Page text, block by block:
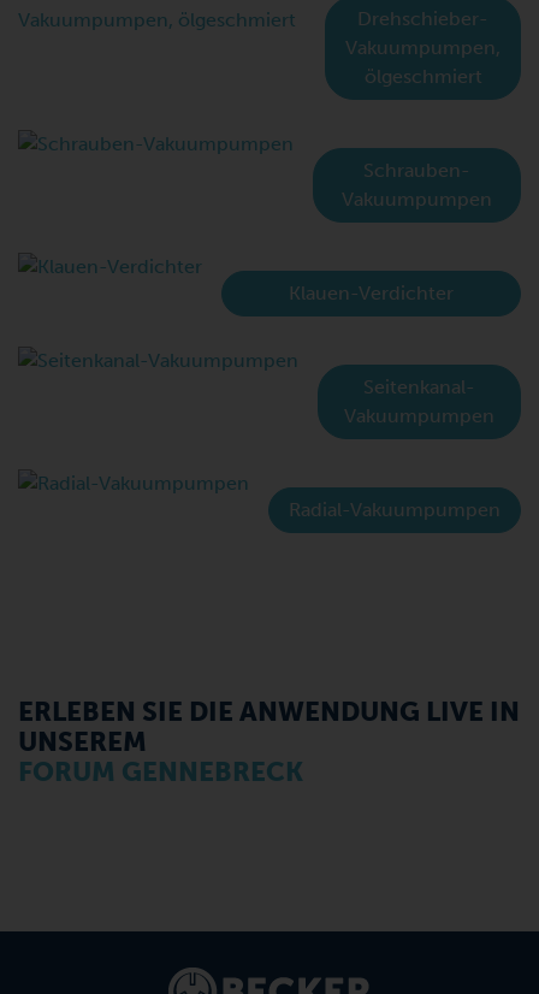
Drehschieber-
Vakuumpumpen,
ölgeschmiert
Schrauben-
Vakuumpumpen
Klauen-Verdichter
Seitenkanal-
Vakuumpumpen
Radial-Vakuumpumpen
ERLEBEN SIE DIE ANWENDUNG LIVE IN
UNSEREM
FORUM GENNEBRECK